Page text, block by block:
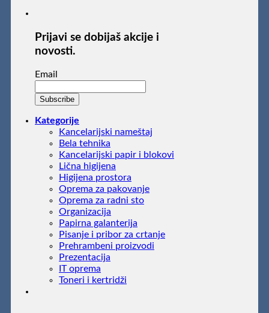
Prijavi se dobijaš akcije i
novosti.
Email
Kategorije
Kancelarijski nameštaj
Bela tehnika
Kancelarijski papir i blokovi
Lična higijena
Higijena prostora
Oprema za pakovanje
Oprema za radni sto
Organizacija
Papirna galanterija
Pisanje i pribor za crtanje
Prehrambeni proizvodi
Prezentacija
IT oprema
Toneri i kertridži